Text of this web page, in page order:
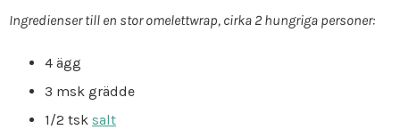
Ingredienser till en stor omelettwrap, cirka 2 hungriga personer:
4 ägg
3 msk grädde
1/2 tsk salt